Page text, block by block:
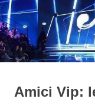
Amici Vip: